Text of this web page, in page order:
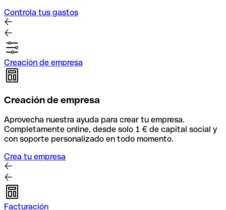
Controla tus gastos
Creación de empresa
Creación de empresa
Aprovecha nuestra ayuda para crear tu empresa.
Completamente online, desde solo 1 € de capital social y
con soporte personalizado en todo momento.
Crea tu empresa
Facturación